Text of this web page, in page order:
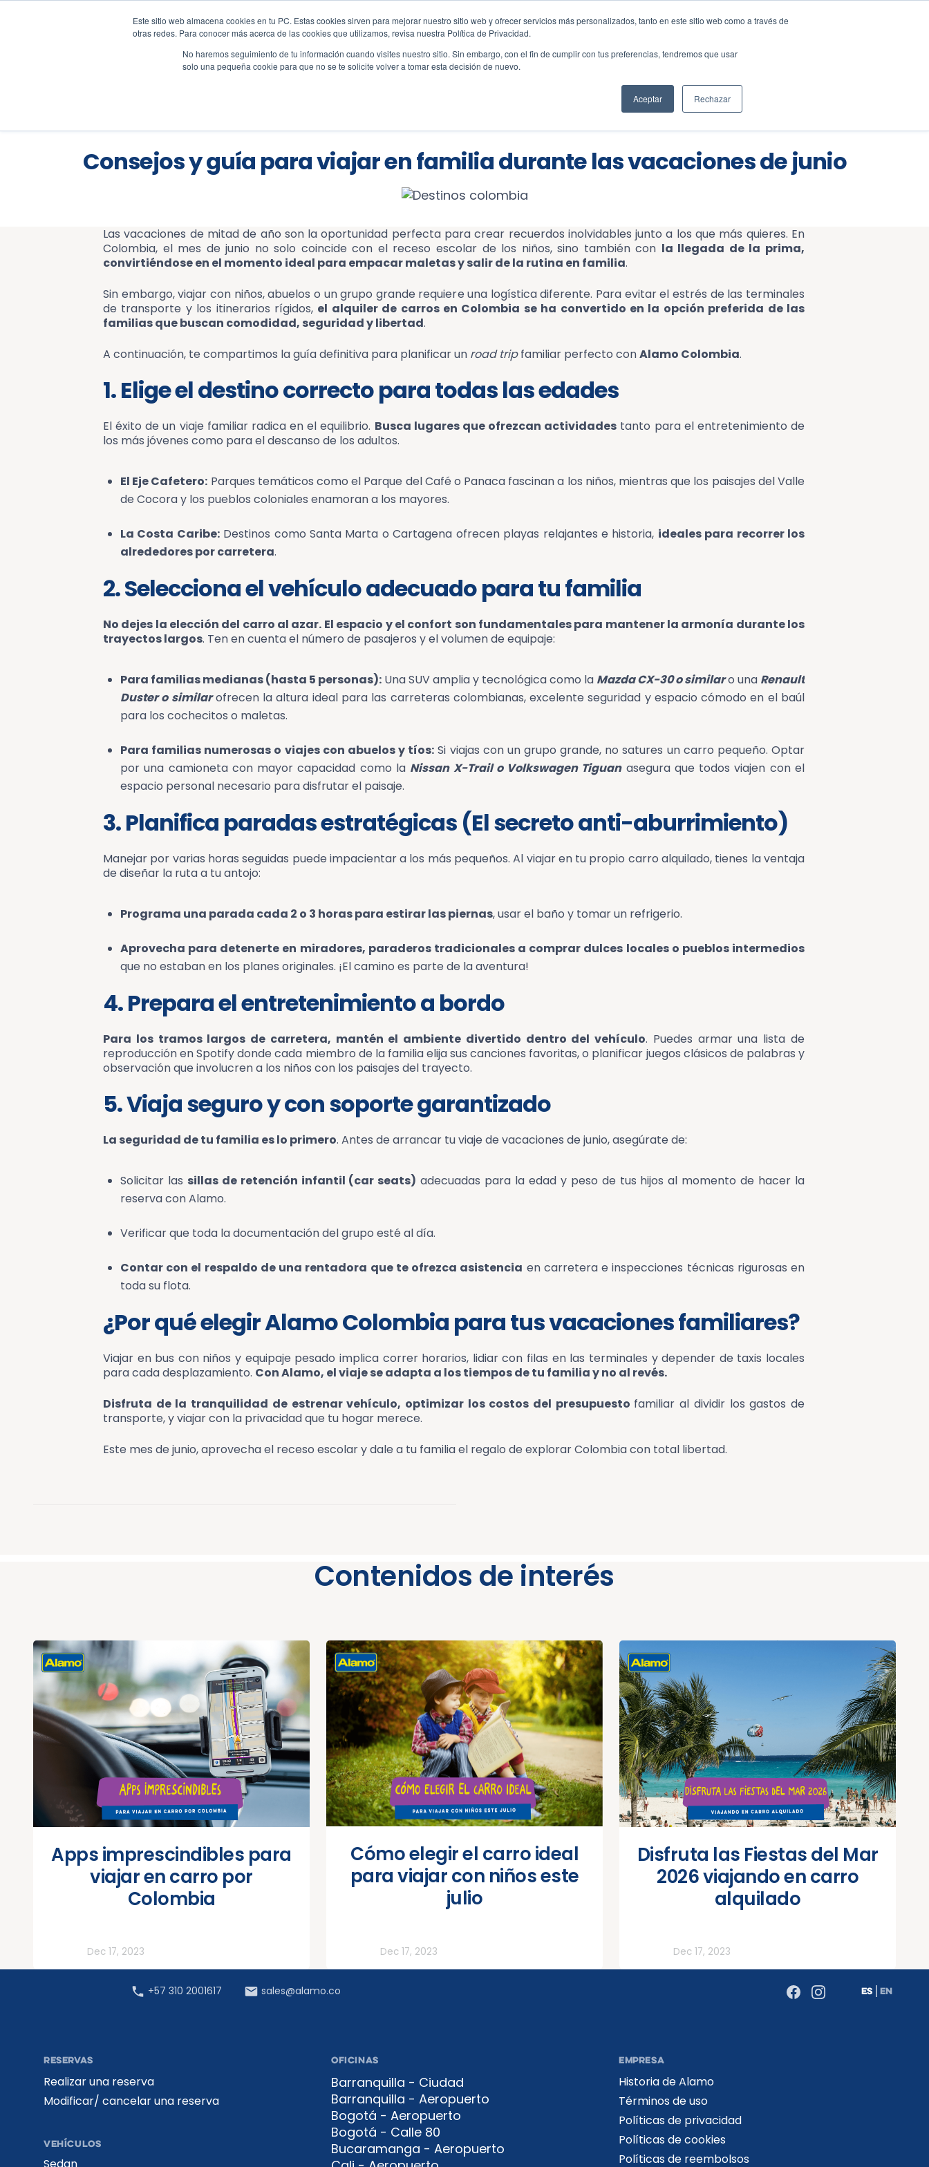
Este sitio web almacena cookies en tu PC. Estas cookies sirven para mejorar nuestro sitio web y ofrecer servicios más personalizados, tanto en este sitio web como a través de
otras redes. Para conocer más acerca de las cookies que utilizamos, revisa nuestra Política de Privacidad.
No haremos seguimiento de tu información cuando visites nuestro sitio. Sin embargo, con el fin de cumplir con tus preferencias, tendremos que usar
solo una pequeña cookie para que no se te solicite volver a tomar esta decisión de nuevo.
Aceptar Rechazar
+57 310 2001617 sales@alamo.co
Reservas Vehículos Oficinas
Consejos y guía para viajar en familia durante las vacaciones de junio
Las vacaciones de mitad de año son la oportunidad perfecta para crear recuerdos inolvidables junto a los que más quieres. En
Colombia, el mes de junio no solo coincide con el receso escolar de los niños, sino también con la llegada de la prima,
convirtiéndose en el momento ideal para empacar maletas y salir de la rutina en familia.
Sin embargo, viajar con niños, abuelos o un grupo grande requiere una logística diferente. Para evitar el estrés de las terminales
de transporte y los itinerarios rígidos, el alquiler de carros en Colombia se ha convertido en la opción preferida de las
familias que buscan comodidad, seguridad y libertad.
A continuación, te compartimos la guía definitiva para planificar un road tripfamiliar perfecto conAlamo Colombia.
1. Elige el destino correcto para todas las edades
El éxito de un viaje familiar radica en el equilibrio. Busca lugares que ofrezcan actividades tanto para el entretenimiento de
los más jóvenes como para el descanso de los adultos.
El Eje Cafetero: Parques temáticos como el Parque del Café o Panaca fascinan a los niños, mientras que los paisajes del Valle
de Cocora y los pueblos coloniales enamoran a los mayores.
La Costa Caribe:Destinos como Santa Marta o Cartagena ofrecen playas relajantes e historia, ideales para recorrer los
alrededores por carretera.
2. Selecciona el vehículo adecuado para tu familia
No dejes la elección del carro al azar. El espacio y el confort son fundamentales para mantener la armonía durante los
trayectos largos. Ten en cuenta el número de pasajeros y el volumen de equipaje:
Para familias medianas (hasta 5 personas): Una SUV amplia y tecnológica como la Mazda CX-30 o similaro una Renault
Duster o similarofrecen la altura ideal para las carreteras colombianas, excelente seguridad y espacio cómodo en el baúl
para los cochecitos o maletas.
Para familias numerosas o viajes con abuelos y tíos: Si viajas con un grupo grande, no satures un carro pequeño. Optar
por una camioneta con mayor capacidad como la Nissan X-Trail o Volkswagen Tiguanasegura que todos viajen con el
espacio personal necesario para disfrutar el paisaje.
3. Planifica paradas estratégicas (El secreto anti-aburrimiento)
Manejar por varias horas seguidas puede impacientar a los más pequeños. Al viajar en tu propio carro alquilado, tienes la ventaja
de diseñar la ruta a tu antojo:
Programa una parada cada 2 o 3 horas para estirar las piernas, usar el baño y tomar un refrigerio.
Aprovecha para detenerte en miradores, paraderos tradicionales a comprar dulces locales o pueblos intermedios
que no estaban en los planes originales. ¡El camino es parte de la aventura!
4. Prepara el entretenimiento a bordo
Para los tramos largos de carretera, mantén el ambiente divertido dentro del vehículo. Puedes armar una lista de
reproducción en Spotify donde cada miembro de la familia elija sus canciones favoritas, o planificar juegos clásicos de palabras y
observación que involucren a los niños con los paisajes del trayecto.
5. Viaja seguro y con soporte garantizado
La seguridad de tu familia es lo primero. Antes de arrancar tu viaje de vacaciones de junio, asegúrate de:
Solicitar las sillas de retención infantil (car seats) adecuadas para la edad y peso de tus hijos al momento de hacer la
reserva con Alamo.
Verificar que toda la documentación del grupo esté al día.
Contar con el respaldo de una rentadora que te ofrezca asistencia en carretera e inspecciones técnicas rigurosas en
toda su flota.
¿Por qué elegir Alamo Colombia para tus vacaciones familiares?
Viajar en bus con niños y equipaje pesado implica correr horarios, lidiar con filas en las terminales y depender de taxis locales
para cada desplazamiento. Con Alamo, el viaje se adapta a los tiempos de tu familia y no al revés.
Disfruta de la tranquilidad de estrenar vehículo, optimizar los costos del presupuesto familiar al dividir los gastos de
transporte, y viajar con la privacidad que tu hogar merece.
Este mes de junio, aprovecha el receso escolar y dale a tu familia el regalo de explorar Colombia con total libertad.
Contenidos de interés
Apps imprescindibles para
viajar en carro por
Colombia
Dec 17, 2023
Cómo elegir el carro ideal
para viajar con niños este
julio
Dec 17, 2023
Disfruta las Fiestas del Mar
2026 viajando en carro
alquilado
Dec 17, 2023
+57 310 2001617 sales@alamo.co ES EN
RESERVAS
Realizar una reserva
Modificar/ cancelar una reserva
VEHÍCULOS
Sedan
OFICINAS
Barranquilla - Ciudad
Barranquilla - Aeropuerto
Bogotá - Aeropuerto
Bogotá - Calle 80
Bucaramanga - Aeropuerto
EMPRESA
Historia de Alamo
Términos de uso
Políticas de privacidad
Políticas de cookies
Políticas de reembolsos